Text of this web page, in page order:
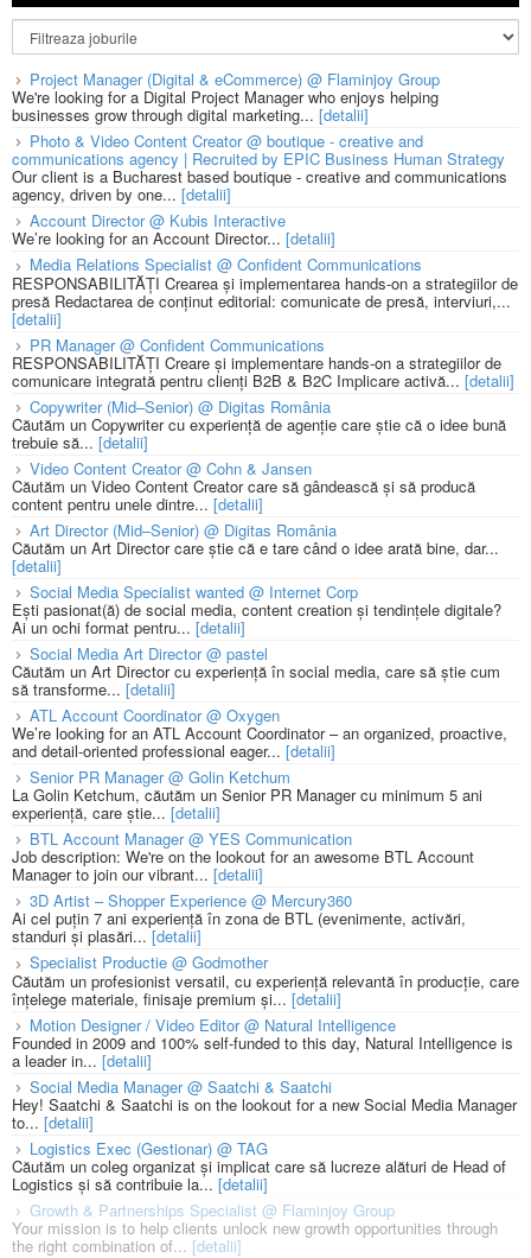
Project Manager (Digital & eCommerce) @ Flaminjoy Group
We're looking for a Digital Project Manager who enjoys helping
businesses grow through digital marketing... [detalii]
Photo & Video Content Creator @ boutique - creative and
communications agency | Recruited by EPIC Business Human Strategy
Our client is a Bucharest based boutique - creative and communications
agency, driven by one... [detalii]
Account Director @ Kubis Interactive
We’re looking for an Account Director... [detalii]
Media Relations Specialist @ Confident Communications
RESPONSABILITĂȚI Crearea și implementarea hands-on a strategiilor de
presă Redactarea de conținut editorial: comunicate de presă, interviuri,...
[detalii]
PR Manager @ Confident Communications
RESPONSABILITĂȚI Creare și implementare hands-on a strategiilor de
comunicare integrată pentru clienți B2B & B2C Implicare activă... [detalii]
Copywriter (Mid–Senior) @ Digitas România
Căutăm un Copywriter cu experiență de agenție care știe că o idee bună
trebuie să... [detalii]
Video Content Creator @ Cohn & Jansen
Căutăm un Video Content Creator care să gândească și să producă
content pentru unele dintre... [detalii]
Art Director (Mid–Senior) @ Digitas România
Căutăm un Art Director care știe că e tare când o idee arată bine, dar...
[detalii]
Social Media Specialist wanted @ Internet Corp
Ești pasionat(ă) de social media, content creation și tendințele digitale?
Ai un ochi format pentru... [detalii]
Social Media Art Director @ pastel
Căutăm un Art Director cu experiență în social media, care să știe cum
să transforme... [detalii]
ATL Account Coordinator @ Oxygen
We’re looking for an ATL Account Coordinator – an organized, proactive,
and detail-oriented professional eager... [detalii]
Senior PR Manager @ Golin Ketchum
La Golin Ketchum, căutăm un Senior PR Manager cu minimum 5 ani
experiență, care știe... [detalii]
BTL Account Manager @ YES Communication
Job description: We're on the lookout for an awesome BTL Account
Manager to join our vibrant... [detalii]
3D Artist – Shopper Experience @ Mercury360
Ai cel puțin 7 ani experiență în zona de BTL (evenimente, activări,
standuri și plasări... [detalii]
Specialist Productie @ Godmother
Căutăm un profesionist versatil, cu experiență relevantă în producție, care
înțelege materiale, finisaje premium și... [detalii]
Motion Designer / Video Editor @ Natural Intelligence
Founded in 2009 and 100% self-funded to this day, Natural Intelligence is
a leader in... [detalii]
Social Media Manager @ Saatchi & Saatchi
Hey! Saatchi & Saatchi is on the lookout for a new Social Media Manager
to... [detalii]
Logistics Exec (Gestionar) @ TAG
Căutăm un coleg organizat și implicat care să lucreze alături de Head of
Logistics și să contribuie la... [detalii]
Growth & Partnerships Specialist @ Flaminjoy Group
Your mission is to help clients unlock new growth opportunities through
the right combination of... [detalii]